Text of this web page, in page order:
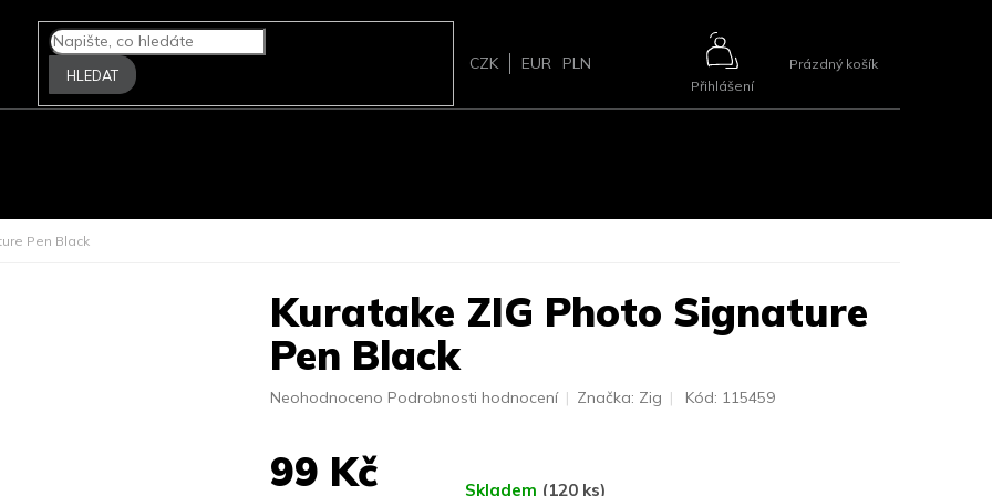
HLEDAT
CZK EUR PLN
Přihlášení
NÁKUPNÍ
Prázdný košík
Pen Black
Kuratake ZIG Photo Signature
Pen Black
Průměrné
je
0,0
Neohodnoceno Podrobnosti hodnocení Značka: Zig Kód: 115459
99 Kč Skladem (120 ks)